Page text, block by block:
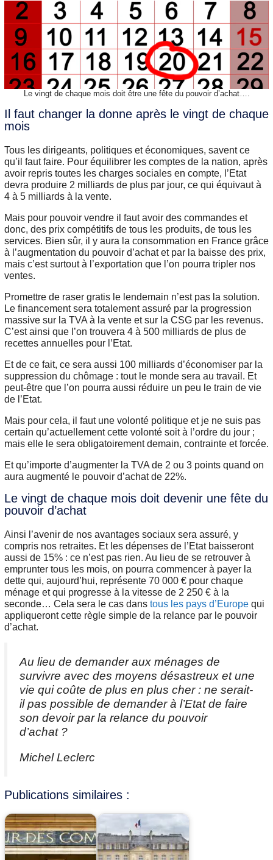
Le vingt de chaque mois doit être une fête du pouvoir d’achat….
Il faut changer la donne après le vingt de chaque
mois
Tous les dirigeants, politiques et économiques, savent ce
qu’il faut faire. Pour équilibrer les comptes de la nation, après
avoir repris toutes les charges sociales en compte, l’Etat
devra produire 2 milliards de plus par jour, ce qui équivaut à
4 à 5 milliards à la vente.
Mais pour pouvoir vendre il faut avoir des commandes et
donc, des prix compétitifs de tous les produits, de tous les
services. Bien sûr, il y aura la consommation en France grâce
à l’augmentation du pouvoir d’achat et par la baisse des prix,
mais c’est surtout à l’exportation que l’on pourra tripler nos
ventes.
Promettre de raser gratis le lendemain n’est pas la solution.
Le financement sera totalement assuré par la progression
massive sur la TVA à la vente et sur la CSG par les revenus.
C’est ainsi que l’on trouvera 4 à 500 milliards de plus de
recettes annuelles pour l’Etat.
Et de ce fait, ce sera aussi 100 milliards d’économiser par la
suppression du chômage : tout le monde sera au travail. Et
peut-être que l’on pourra aussi réduire un peu le train de vie
de l’Etat.
Mais pour cela, il faut une volonté politique et je ne suis pas
certain qu’actuellement cette volonté soit à l’ordre du jour ;
mais elle le sera obligatoirement demain, contrainte et forcée.
Et qu’importe d’augmenter la TVA de 2 ou 3 points quand on
aura augmenté le pouvoir d’achat de 22%.
Le vingt de chaque mois doit devenir une fête du
pouvoir d’achat
Ainsi l’avenir de nos avantages sociaux sera assuré, y
compris nos retraites. Et les dépenses de l’Etat baisseront
aussi de 15% : ce n’est pas rien. Au lieu de se retrouver à
emprunter tous les mois, on pourra commencer à payer la
dette qui, aujourd’hui, représente 70 000 € pour chaque
ménage et qui progresse à la vitesse de 2 250 € à la
seconde… Cela sera le cas dans tous les pays d’Europe qui
appliqueront cette règle simple de la relance par le pouvoir
d’achat.
Au lieu de demander aux ménages de
survivre avec des moyens désastreux et une
vie qui coûte de plus en plus cher : ne serait-
il pas possible de demander à l’Etat de faire
son devoir par la relance du pouvoir
d’achat ?
Michel Leclerc
Publications similaires :